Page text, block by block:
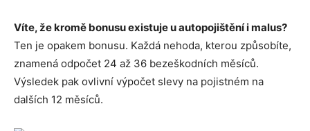
Víte, že kromě bonusu existuje u autopojištění i malus?
Ten je opakem bonusu. Každá nehoda, kterou způsobíte,
znamená odpočet 24 až 36 bezeškodních měsíců.
Výsledek pak ovlivní výpočet slevy na pojistném na
dalších 12 měsíců.